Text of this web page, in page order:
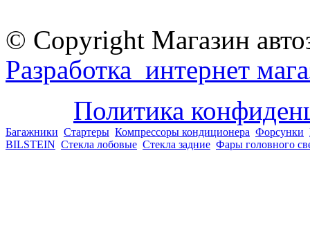
© Copyright Магазин
Разработка интернет
Политика
Багажники Стартеры Компрессоры кондиционера Форсунки
BILSTEIN Стекла лобовые Стекла задние Фары головного